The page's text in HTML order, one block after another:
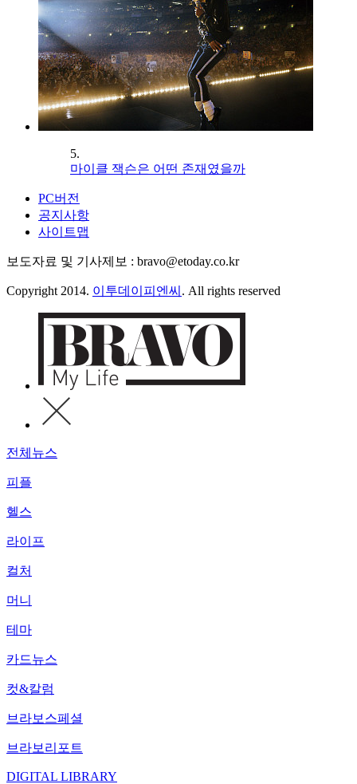
5.
마이클 잭슨은 어떤 존재였을까
PC버전
공지사항
사이트맵
보도자료 및 기사제보 : bravo@etoday.co.kr
Copyright 2014. 이투데이피엔씨 . All rights reserved
전체뉴스
피플
헬스
라이프
컬처
머니
테마
카드뉴스
컷&칼럼
브라보스페셜
브라보리포트
DIGITAL LIBRARY